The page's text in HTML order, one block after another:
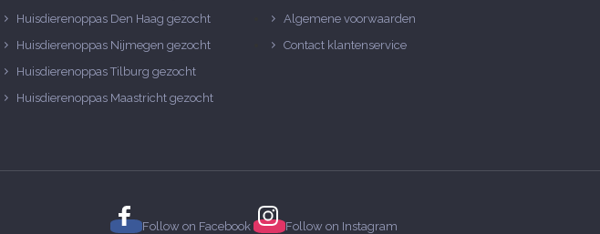
Huisdierenoppas Den Haag gezocht
Huisdierenoppas Nijmegen gezocht
Huisdierenoppas Tilburg gezocht
Huisdierenoppas Maastricht gezocht
Algemene voorwaarden
Contact klantenservice
Follow on Facebook Follow on Instagram